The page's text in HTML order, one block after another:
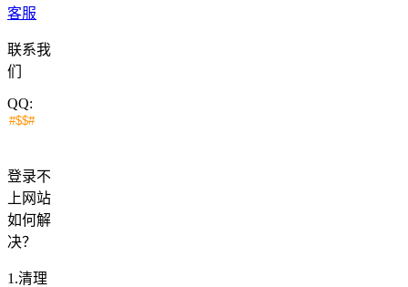
客服
联系我
们
QQ:
登录不
上网站
如何解
决？
1.清理